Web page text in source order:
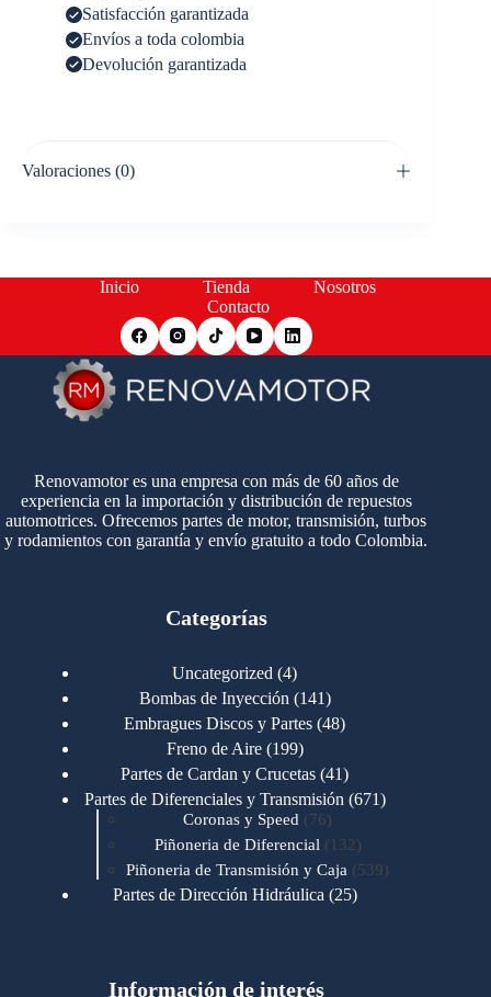
Satisfacción garantizada
Envíos a toda colombia
Devolución garantizada
Valoraciones (0)
Inicio Tienda
Nosotros
Contacto
Renovamotor es una empresa con más de 60 años de
experiencia en la importación y distribución de repuestos
automotrices. Ofrecemos partes de motor, transmisión, turbos
y rodamientos con garantía y envío gratuito a todo Colombia.
Categorías
Uncategorized 44
productos
Bombas de Inyección 141141
productos
Embragues Discos y Partes 4848
Freno de Aire 199199
productos
Partes de Cardan y Crucetas 4141
productos
Partes de Diferenciales y Transmisión 671671
Coronas y Speed 7676
productos
Piñoneria de Diferencial 132 132
productos
Piñoneria de Transmisión y Caja 539539
Partes de Dirección Hidráulica 2525
Motores Cummins 723
Información de interés